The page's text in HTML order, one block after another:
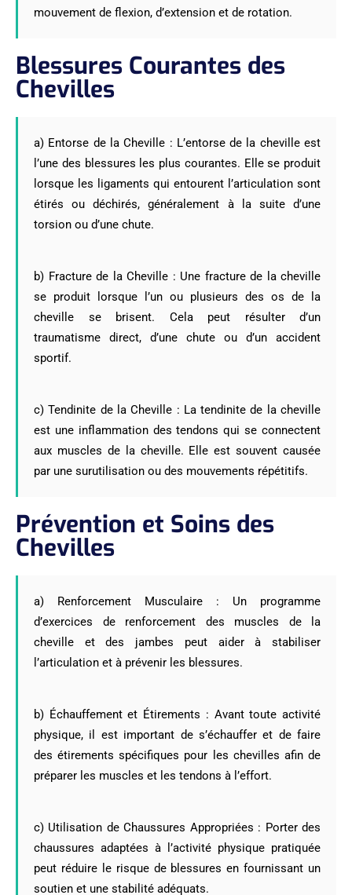
mouvement de flexion, d’extension et de rotation.
Blessures Courantes des
Chevilles
a) Entorse de la Cheville : L’entorse de la cheville est
l’une des blessures les plus courantes. Elle se produit
lorsque les ligaments qui entourent l’articulation sont
étirés ou déchirés, généralement à la suite d’une
torsion ou d’une chute.
b) Fracture de la Cheville : Une fracture de la cheville
se produit lorsque l’un ou plusieurs des os de la
cheville se brisent. Cela peut résulter d’un
traumatisme direct, d’une chute ou d’un accident
sportif.
c) Tendinite de la Cheville : La tendinite de la cheville
est une inflammation des tendons qui se connectent
aux muscles de la cheville. Elle est souvent causée
par une surutilisation ou des mouvements répétitifs.
Prévention et Soins des
Chevilles
a) Renforcement Musculaire : Un programme
d’exercices de renforcement des muscles de la
cheville et des jambes peut aider à stabiliser
l’articulation et à prévenir les blessures.
b) Échauffement et Étirements : Avant toute activité
physique, il est important de s’échauffer et de faire
des étirements spécifiques pour les chevilles afin de
préparer les muscles et les tendons à l’effort.
c) Utilisation de Chaussures Appropriées : Porter des
chaussures adaptées à l’activité physique pratiquée
peut réduire le risque de blessures en fournissant un
soutien et une stabilité adéquats.